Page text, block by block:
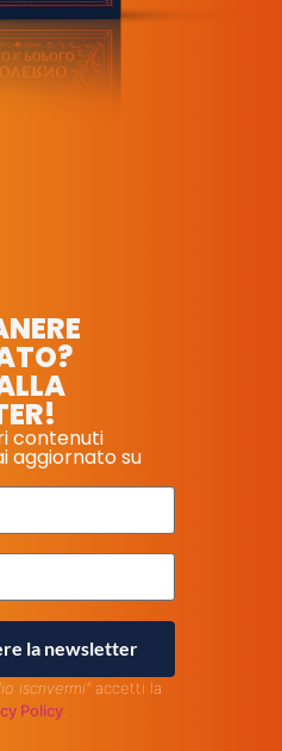
contenuti
aggiornato su
la newsletter
iscrivermi"accetti la
Policy